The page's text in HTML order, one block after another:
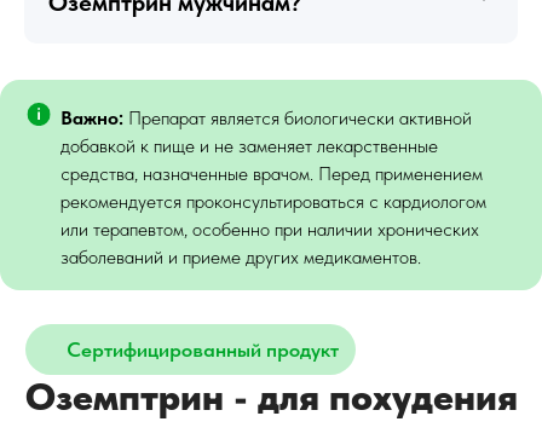
Важно: Препарат является биологически активной
добавкой к пище и не заменяет лекарственные
средства, назначенные врачом. Перед применением
рекомендуется проконсультироваться с кардиологом
или терапевтом, особенно при наличии хронических
заболеваний и приеме других медикаментов.